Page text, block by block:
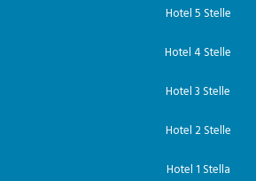
Hotel 5 Stelle
Hotel 4 Stelle
Hotel 3 Stelle
Hotel 2 Stelle
Hotel 1 Stella